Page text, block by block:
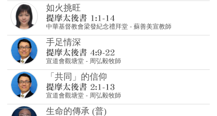
如火挑旺
中華基督教會梁發紀念禮拜堂 - 蘇善美宣教師
手足情深
宣道會觀塘堂 - 周弘毅牧師
「共同」的信仰
宣道會觀塘堂 - 周弘毅牧師
生命的傳承 (普)